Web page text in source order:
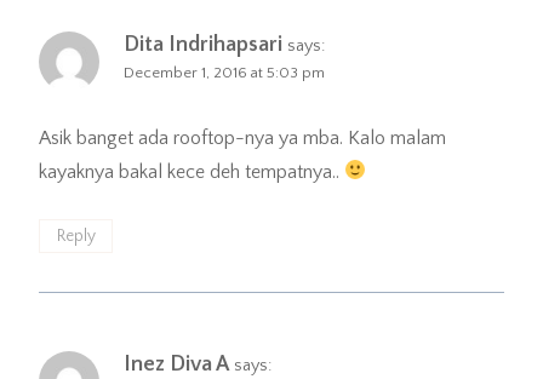
Dita Indrihapsari says:
December 1, 2016 at 5:03 pm
Asik banget ada rooftop-nya ya mba. Kalo malam
kayaknya bakal kece deh tempatnya..
Reply
Inez Diva A says: